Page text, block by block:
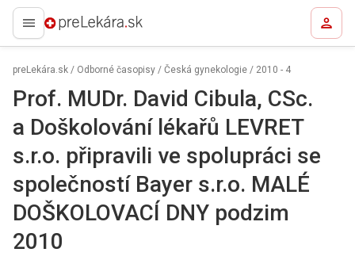
preLekára.sk
preLekára.sk / Odborné časopisy / Česká gynekologie / 2010 - 4
Prof. MUDr. David Cibula, CSc.
a Doškolování lékařů LEVRET
s.r.o. připravili ve spolupráci se
společností Bayer s.r.o. MALÉ
DOŠKOLOVACÍ DNY podzim
2010